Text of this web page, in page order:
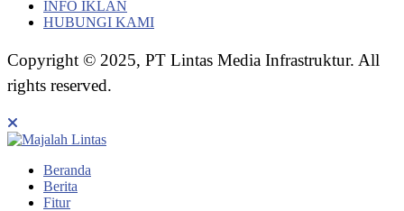
INFO IKLAN
HUBUNGI KAMI
Copyright © 2025, PT Lintas Media Infrastruktur. All
rights reserved.
Beranda
Berita
Fitur